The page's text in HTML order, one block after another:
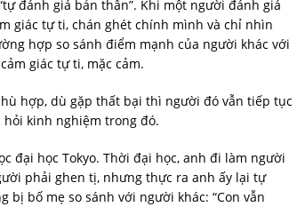
đánh giá bản thân”. Khi một người đánh giá
giác tự ti, chán ghét chính mình và chỉ nhìn
hợp so sánh điểm mạnh của người khác với
giác tự ti, mặc cảm.
hợp, dù gặp thất bại thì người đó vẫn tiếp tục
hỏi kinh nghiệm trong đó.
đại học Tokyo. Thời đại học, anh đi làm người
phải ghen tị, nhưng thực ra anh ấy lại tự
bố mẹ so sánh với người khác: “Con vẫn